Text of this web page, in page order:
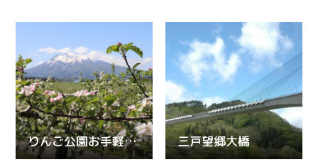
りんご公園お手軽ピクニックプラン 三戸望郷大橋